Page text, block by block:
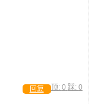
顶: 0 踩: 0
回复